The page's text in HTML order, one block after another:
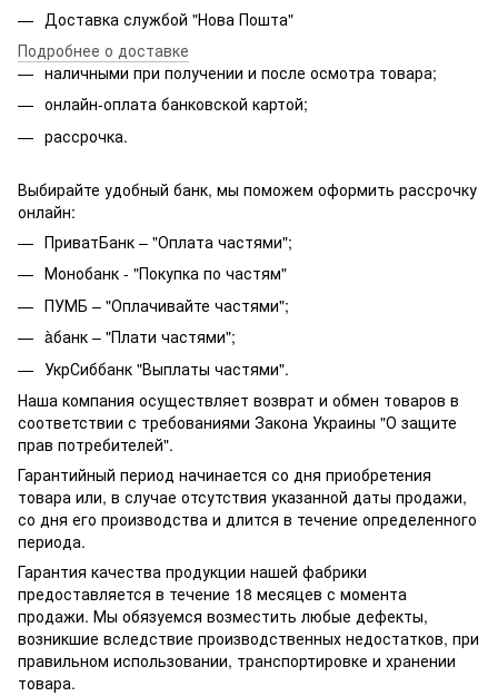
Доставка службой "Нова Пошта"
Подробнее о доставке
наличными при получении и после осмотра товара;
онлайн-оплата банковской картой;
рассрочка.
Выбирайте удобный банк, мы поможем оформить рассрочку
онлайн:
ПриватБанк – "Оплата частями";
Монобанк - "Покупка по частям"
ПУМБ – "Оплачивайте частями";
àбанк – "Плати частями";
УкрСиббанк "Выплаты частями".
Наша компания осуществляет возврат и обмен товаров в
соответствии с требованиями Закона Украины "О защите
прав потребителей".
Гарантийный период начинается со дня приобретения
товара или, в случае отсутствия указанной даты продажи,
со дня его производства и длится в течение определенного
периода.
Гарантия качества продукции нашей фабрики
предоставляется в течение 18 месяцев с момента
продажи. Мы обязуемся возместить любые дефекты,
возникшие вследствие производственных недостатков, при
правильном использовании, транспортировке и хранении
товара.